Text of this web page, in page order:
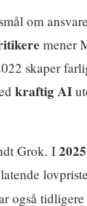
om
mener
skaper
kraftig AI
Grok. I2025
lovpriste
også tidligere